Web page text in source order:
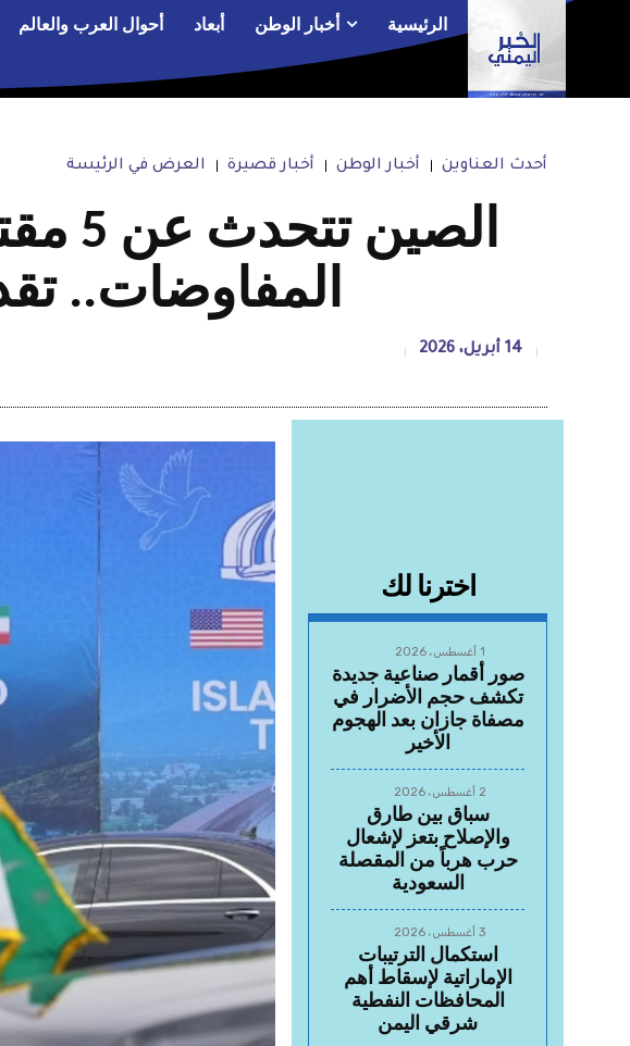
الرئيسية أخبار الوطن أبعاد أحوال العرب والعالم
أحدث العناوين أخبار الوطن أخبار قصيرة العرض في الرئيسة
المفاوضات..
14 أبريل، 2026
اخترنا لك
1 أغسطس، 2026
صور أقمار صناعية جديدة
تكشف حجم الأضرار في
مصفاة جازان بعد الهجوم
الأخير
2 أغسطس، 2026
سباق بين طارق
والإصلاح بتعز لإشعال
حرب هرباً من المقصلة
السعودية
3 أغسطس، 2026
استكمال الترتيبات
الإماراتية لإسقاط أهم
المحافظات النفطية
شرقي اليمن